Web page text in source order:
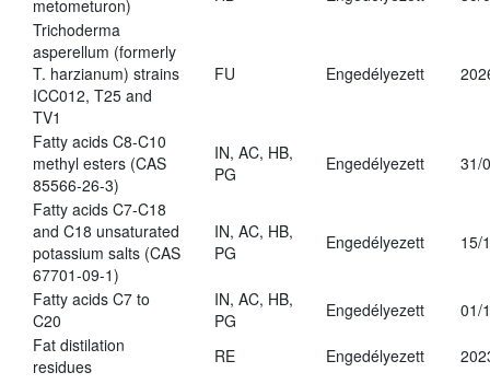
metometuron)
Trichoderma
asperellum (formerly
T. harzianum) strains
ICC012, T25 and
TV1
FU Engedélyezett
Fatty acids C8-C10
methyl esters (CAS
85566-26-3)
IN, AC, HB,
PG
Engedélyezett 31/
Fatty acids C7-C18
and C18 unsaturated
potassium salts (CAS
67701-09-1)
IN, AC, HB,
PG
Engedélyezett 15/
Fatty acids C7 to
C20
IN, AC, HB,
PG
Engedélyezett
01/
Fat distilation
residues
RE Engedélyezett